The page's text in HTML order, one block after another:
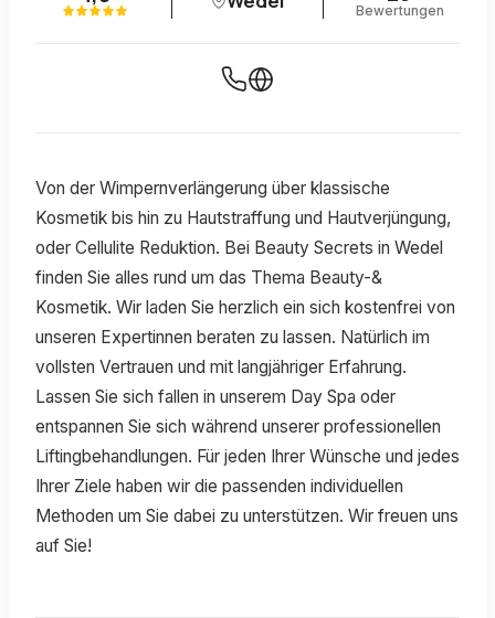
Bewertungen
Von der Wimpernverlängerung über klassische
Kosmetik bis hin zu Hautstraffung und Hautverjüngung,
oder Cellulite Reduktion. Bei Beauty Secrets in Wedel
finden Sie alles rund um das Thema Beauty-&
Kosmetik. Wir laden Sie herzlich ein sich kostenfrei von
unseren Expertinnen beraten zu lassen. Natürlich im
vollsten Vertrauen und mit langjähriger Erfahrung.
Lassen Sie sich fallen in unserem Day Spa oder
entspannen Sie sich während unserer professionellen
Liftingbehandlungen. Für jeden Ihrer Wünsche und jedes
Ihrer Ziele haben wir die passenden individuellen
Methoden um Sie dabei zu unterstützen. Wir freuen uns
auf Sie!